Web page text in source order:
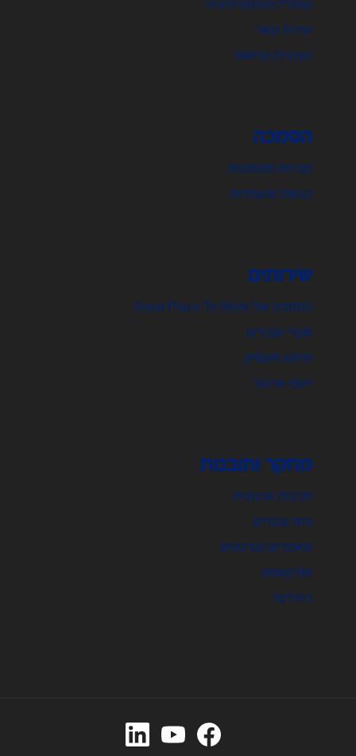
המודל והמתודולוגיה
יצירת קשר
הצהרת נגישות
הסמכה
חברות מוסמכות
הגשת מועמדות
שירותים
הסמכה של Great Place To Work
סקרי עובדים
מיתוג מעסיק
ייעוץ ארגוני
מחקר ותובנות
תרבות ארגונית
גיוס עובדים
מאמרים ועדכונים
פודקאסט
ניוזלטר